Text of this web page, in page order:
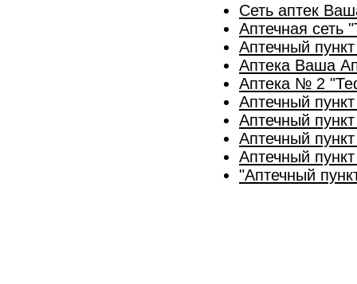
Сеть аптек
Аптечная сеть
Аптечный
Аптека Ваша
Аптека № 2
Аптечный
Аптечный
Аптечный
Аптечный
"Аптечный